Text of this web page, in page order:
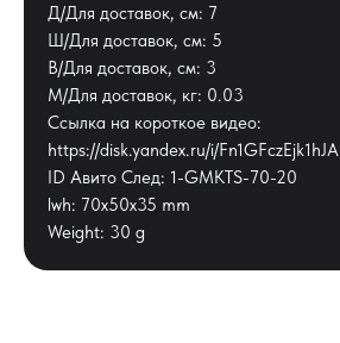
Д/Для доставок, см: 7
Ш/Для доставок, см: 5
В/Для доставок, см: 3
М/Для доставок, кг: 0.03
Ссылка на короткое видео:
https://disk.yandex.ru/i/Fn1GFczEjk1hJA
ID Авито След: 1-GMKTS-70-20
lwh: 70x50x35 mm
Weight: 30 g